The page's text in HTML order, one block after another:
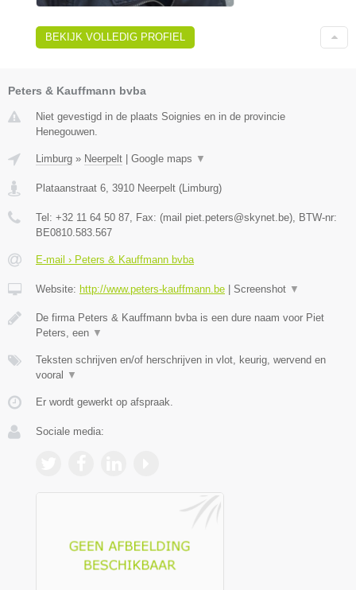
BEKIJK VOLLEDIG PROFIEL
Peters & Kauffmann bvba
Niet gevestigd in de plaats Soignies en in de provincie
Henegouwen.
Limburg » Neerpelt Google maps ▼
Plataanstraat 6 3910 Neerpelt ( Limburg)
Tel: +32 11 64 50 87 , Fax: (mail piet.peters@skynet.be) , BTW-nr:
BE0810.583.567
E-mail › Peters & Kauffmann bvba
Website: http://www.peters-kauffmann.be Screenshot ▼
De firma Peters & Kauffmann bvba is een dure naam voor Piet
Peters, een ▼
Teksten schrijven en/of herschrijven in vlot, keurig, wervend en
vooral
▼
Er wordt gewerkt op afspraak.
Sociale media: